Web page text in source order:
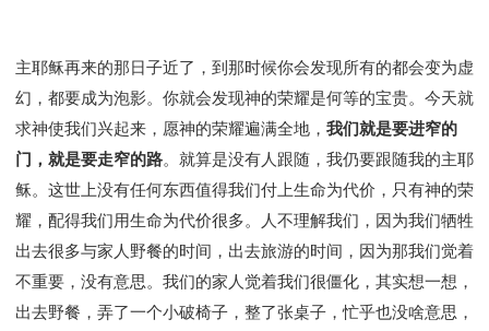
主耶稣再来的那日子近了，到那时候你会发现所有的都会变为虚
幻，都要成为泡影。你就会发现神的荣耀是何等的宝贵。今天就
求神使我们兴起来，愿神的荣耀遍满全地， 我们就是要进窄的
门，就是要走窄的路。就算是没有人跟随，我仍要跟随我的主耶
稣。这世上没有任何东西值得我们付上生命为代价，只有神的荣
耀，配得我们用生命为代价很多。人不理解我们，因为我们牺牲
出去很多与家人野餐的时间，出去旅游的时间，因为那我们觉着
不重要，没有意思。我们的家人觉着我们很僵化，其实想一想，
出去野餐，弄了一个小破椅子，整了张桌子，忙乎也没啥意思，